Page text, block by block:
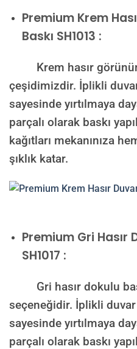
Premium Krem
Baskı SH1013 :
Krem hasır
çeşidimizdir. İplikli
sayesinde yırtılmaya
parçalı olarak baskı
kağıtları mekanınıza
şıklık katar.
Premium Gri Hasır
SH1017 :
Gri hasır dokulu
seçeneğidir. İplikli duvar
sayesinde yırtılmaya
parçalı olarak baskı